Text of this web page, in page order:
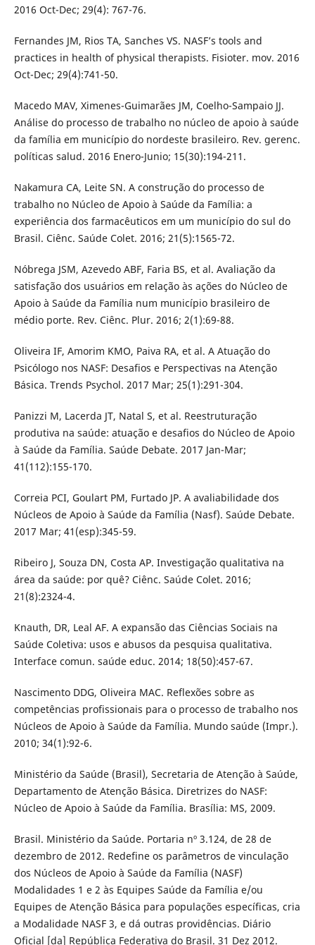
2016 Oct-Dec; 29(4): 767-76.
Fernandes JM, Rios TA, Sanches VS. NASF’s tools and
practices in health of physical therapists. Fisioter. mov. 2016
Oct-Dec; 29(4):741-50.
Macedo MAV, Ximenes-Guimarães JM, Coelho-Sampaio JJ.
Análise do processo de trabalho no núcleo de apoio à saúde
da família em município do nordeste brasileiro. Rev. gerenc.
políticas salud. 2016 Enero-Junio; 15(30):194-211.
Nakamura CA, Leite SN. A construção do processo de
trabalho no Núcleo de Apoio à Saúde da Família: a
experiência dos farmacêuticos em um município do sul do
Brasil. Ciênc. Saúde Colet. 2016; 21(5):1565-72.
Nóbrega JSM, Azevedo ABF, Faria BS, et al. Avaliação da
satisfação dos usuários em relação às ações do Núcleo de
Apoio à Saúde da Família num município brasileiro de
médio porte. Rev. Ciênc. Plur. 2016; 2(1):69-88.
Oliveira IF, Amorim KMO, Paiva RA, et al. A Atuação do
Psicólogo nos NASF: Desafios e Perspectivas na Atenção
Básica. Trends Psychol. 2017 Mar; 25(1):291-304.
Panizzi M, Lacerda JT, Natal S, et al. Reestruturação
produtiva na saúde: atuação e desafios do Núcleo de Apoio
à Saúde da Família. Saúde Debate. 2017 Jan-Mar;
41(112):155-170.
Correia PCI, Goulart PM, Furtado JP. A avaliabilidade dos
Núcleos de Apoio à Saúde da Família (Nasf). Saúde Debate.
2017 Mar; 41(esp):345-59.
Ribeiro J, Souza DN, Costa AP. Investigação qualitativa na
área da saúde: por quê? Ciênc. Saúde Colet. 2016;
21(8):2324-4.
Knauth, DR, Leal AF. A expansão das Ciências Sociais na
Saúde Coletiva: usos e abusos da pesquisa qualitativa.
Interface comun. saúde educ. 2014; 18(50):457-67.
Nascimento DDG, Oliveira MAC. Reflexões sobre as
competências profissionais para o processo de trabalho nos
Núcleos de Apoio à Saúde da Família. Mundo saúde (Impr.).
2010; 34(1):92-6.
Ministério da Saúde (Brasil), Secretaria de Atenção à Saúde,
Departamento de Atenção Básica. Diretrizes do NASF:
Núcleo de Apoio à Saúde da Família. Brasília: MS, 2009.
Brasil. Ministério da Saúde. Portaria nº 3.124, de 28 de
dezembro de 2012. Redefine os parâmetros de vinculação
dos Núcleos de Apoio à Saúde da Família (NASF)
Modalidades 1 e 2 às Equipes Saúde da Família e/ou
Equipes de Atenção Básica para populações específicas, cria
a Modalidade NASF 3, e dá outras providências. Diário
Oficial [da] República Federativa do Brasil. 31 Dez 2012.